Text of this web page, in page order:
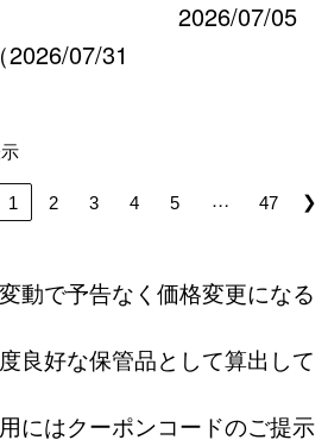
（2026/07/31
2026/07/05
1 2 3 4 5 … 47 ❯
動で予告なく価格変更になる
良好な保管品として算出して
にはクーポンコードのご提示